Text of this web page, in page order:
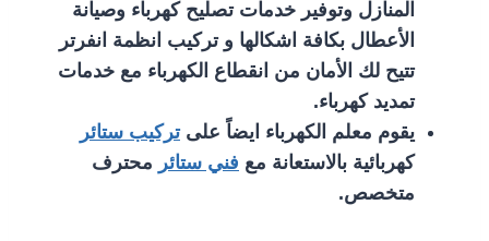
المنازل وتوفير خدمات تصليح كهرباء وصيانة
الأعطال بكافة اشكالها و تركيب انظمة انفرتر
تتيح لك الأمان من انقطاع الكهرباء مع خدمات
تمديد كهرباء.
يقوم معلم الكهرباء ايضاً علىتركيب ستائر
كهربائية بالاستعانة مع فني ستائر محترف
متخصص.